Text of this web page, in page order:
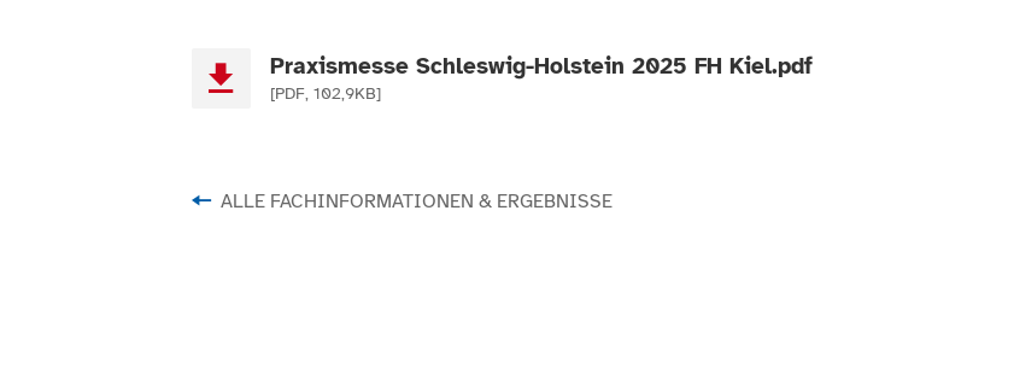
Praxismesse Schleswig-Holstein 2025 FH Kiel.pdf
[PDF, 102,9KB]
ALLE FACHINFORMATIONEN & ERGEBNISSE